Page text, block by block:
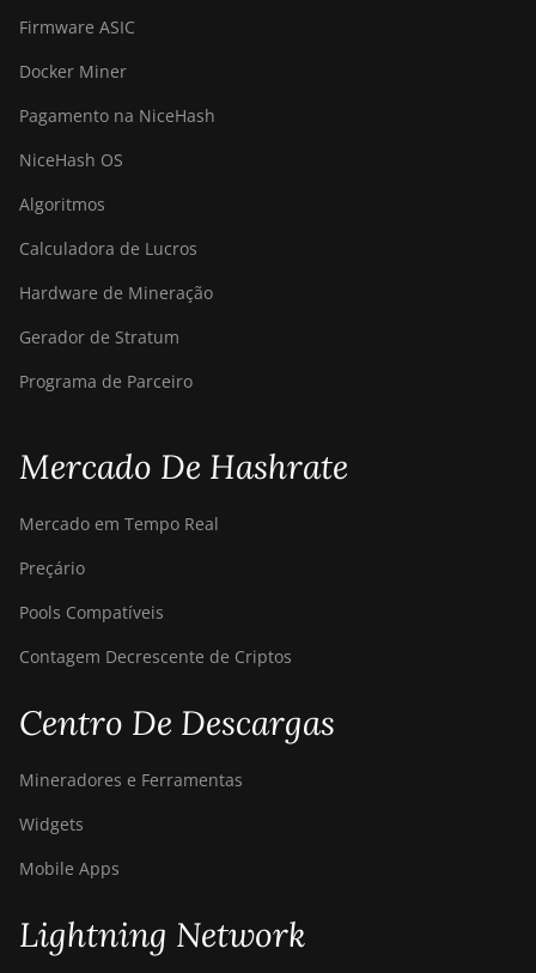
Firmware ASIC
Docker Miner
Pagamento na NiceHash
NiceHash OS
Algoritmos
Calculadora de Lucros
Hardware de Mineração
Gerador de Stratum
Programa de Parceiro
Mercado De Hashrate
Mercado em Tempo Real
Preçário
Pools Compatíveis
Contagem Decrescente de Criptos
Centro De Descargas
Mineradores e Ferramentas
Widgets
Mobile Apps
Lightning Network